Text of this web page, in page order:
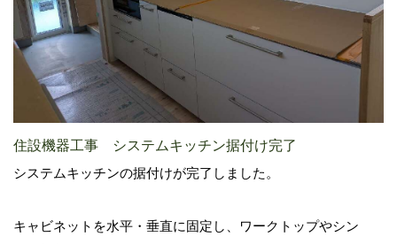
住設機器工事 システムキッチン据付け完了
システムキッチンの据付けが完了しました。
キャビネットを水平・垂直に固定し、ワークトップやシン